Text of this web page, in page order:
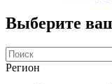
Выберите
Регион